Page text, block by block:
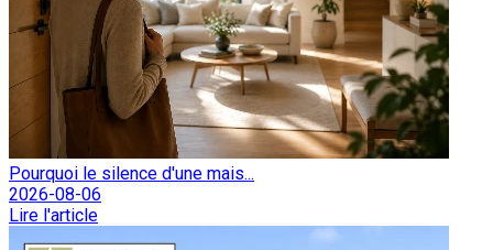
Pourquoi le silence d'une mais...
2026-08-06
Lire l'article